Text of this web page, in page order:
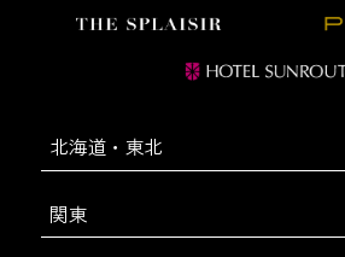
北海道・東北
関東